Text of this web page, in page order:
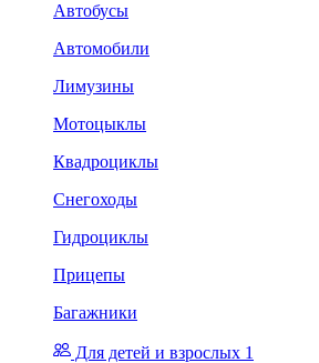
Автобусы
Автомобили
Лимузины
Мотоцыклы
Квадроциклы
Снегоходы
Гидроциклы
Прицепы
Багажники
Для детей и взрослых 1